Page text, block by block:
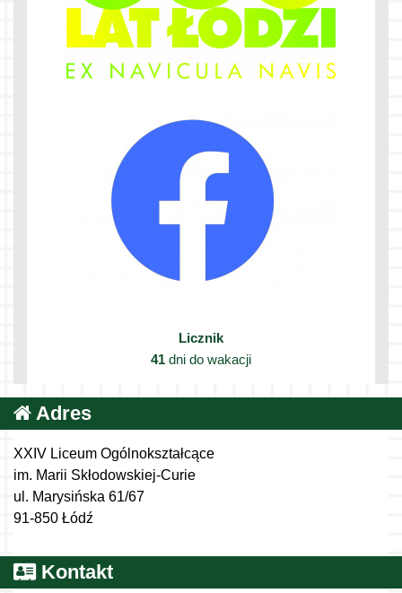
Licznik
41 dni do wakacji
Adres
XXIV Liceum Ogólnokształcące
im. Marii Skłodowskiej-Curie
ul. Marysińska 61/67
91-850 Łódź
Kontakt